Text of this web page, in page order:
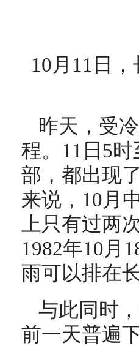
10月11日
昨天，受
程。11日5
部，都出现
来说，10月
上只有过两
1982年10月
雨可以排在
与此同时
前一天普遍